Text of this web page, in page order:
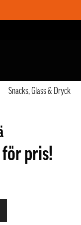
Snacks, Glass & Dryck
för pris!